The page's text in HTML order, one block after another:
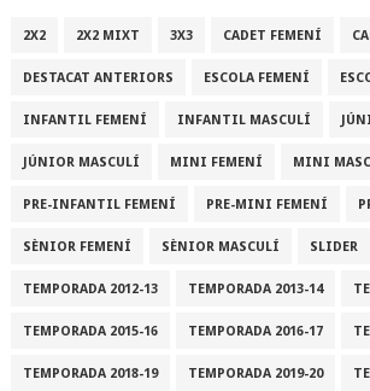
2X2 2X2 MIXT 3X3 CADET FEMENÍ
DESTACAT ANTERIORS ESCOLA FEMENÍ
INFANTIL FEMENÍ INFANTIL MASCULÍ
JÚNIOR MASCULÍ MINI FEMENÍ MINI
PRE-INFANTIL FEMENÍ PRE-MINI FEMENÍ
SÈNIOR FEMENÍ SÈNIOR MASCULÍ SLIDER
TEMPORADA 2012-13 TEMPORADA 2013-14
TEMPORADA 2015-16 TEMPORADA 2016-17
TEMPORADA 2018-19 TEMPORADA 2019-20